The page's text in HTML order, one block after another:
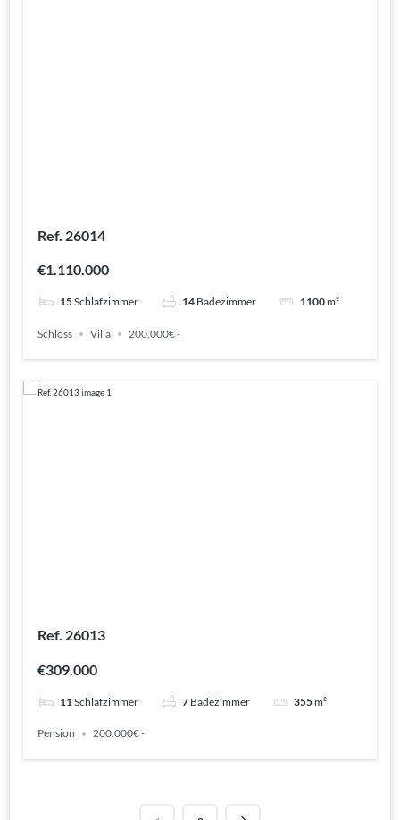
Ref. 26014
€1.110.000
15Schlafzimmer 14 Badezimmer 1100m²
Schloss Villa 200.000€ -
Ref. 26013
€309.000
11Schlafzimmer 7 Badezimmer 355m²
Pension 200.000€ -